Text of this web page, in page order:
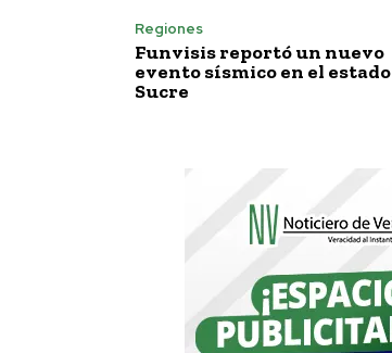
Regiones
Funvisis reportó un nuevo
evento sísmico en el estado
Sucre